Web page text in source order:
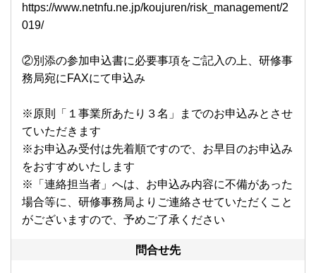
https://www.netnfu.ne.jp/koujuren/risk_management/2
019/
②別添の参加申込書に必要事項をご記入の上、研修事
務局宛にFAXにて申込み
※原則「１事業所あたり３名」までのお申込みとさせ
ていただきます
※お申込み受付は先着順ですので、お早目のお申込み
をおすすめいたします
※「連絡担当者」へは、お申込み内容に不備があった
場合等に、研修事務局よりご連絡させていただくこと
がございますので、予めご了承ください
問合せ先